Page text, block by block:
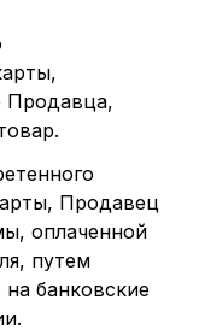
Продавца,
Продавец
оплаченной
путем
банковские